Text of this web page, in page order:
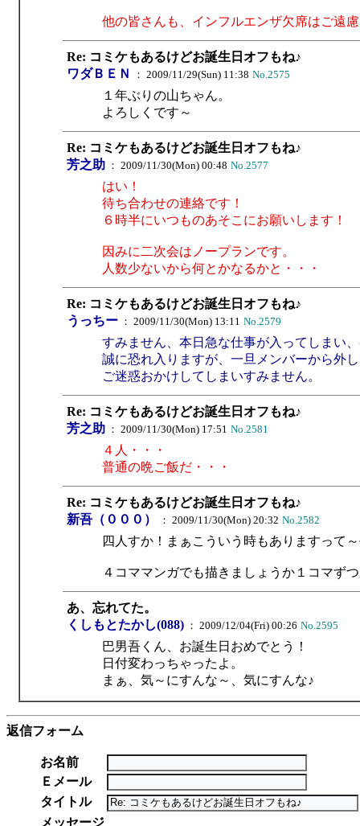
他の皆さんも、インフルエンザ欠席はご遠
Re: コミケもあるけどお誕生日オフもね♪
ワダＢＥＮ
： 2009/11/29(Sun) 11:38 No.2575
１年ぶりの山ちゃん。
よろしくです～
Re: コミケもあるけどお誕生日オフもね♪
芳之助 ： 2009/11/30(Mon) 00:48 No.2577
はい！
待ち合わせの連絡です！
６時半にいつものあそこにお願いします！
因みに二次会はノープランです。
人数少ないから何とかなるかと・・・
Re: コミケもあるけどお誕生日オフもね♪
うっちー： 2009/11/30(Mon) 13:11 No.2579
すみません、本日急な仕事が入ってしまい
誠に恐れ入りますが、一旦メンバーから外
ご迷惑おかけしてしまいすみません。
Re: コミケもあるけどお誕生日オフもね♪
芳之助 ： 2009/11/30(Mon) 17:51 No.2581
４人・・・
普通の晩ご飯だ・・・
Re: コミケもあるけどお誕生日オフもね♪
新吾（０００）
： 2009/11/30(Mon) 20:32 No.2582
四人すか！まぁこういう時もありますって
４コママンガでも描きましょうか１コマず
あ、忘れてた。
くしもとたかし(088)： 2009/12/04(Fri) 00:26 No.2595
巴男吾くん、お誕生日おめでとう！
日付変わっちゃったよ。
まぁ、気～にすんな～、気にすんな♪
返信フォーム
お名前
Ｅメール
タイトル
メッセージ